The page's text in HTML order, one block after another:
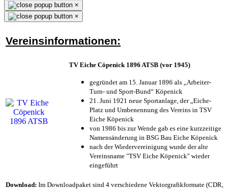
×
×
Vereinsinformationen:
TV Eiche Cöpenick 1896 ATSB (vor 1945)
gegründet am 15. Januar 1896 als „Arbeiter-
Turn- und Sport-Bund“ Köpenick
21. Juni 1921 neue Sportanlage, der „Eiche-
Platz und Umbenennung des Vereins in TSV
Eiche Köpenick
von 1986 bis zur Wende gab es eine kurzzeitige
Namensänderung in BSG Bau Eiche Köpenick
nach der Wiedervereinigung wurde der alte
Vereinsname "TSV Eiche Köpenick" wieder
eingeführt
Download: Im Downloadpaket sind 4 verschiedene Vektorgrafikformate (CDR,